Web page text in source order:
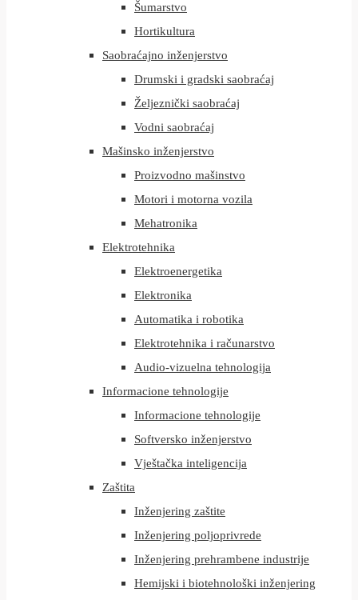
Šumarstvo
Hortikultura
Saobraćajno inženjerstvo
Drumski i gradski saobraćaj
Željeznički saobraćaj
Vodni saobraćaj
Mašinsko inženjerstvo
Proizvodno mašinstvo
Motori i motorna vozila
Mehatronika
Elektrotehnika
Elektroenergetika
Elektronika
Automatika i robotika
Elektrotehnika i računarstvo
Audio-vizuelna tehnologija
Informacione tehnologije
Informacione tehnologije
Softversko inženjerstvo
Vještačka inteligencija
Zaštita
Inženjering zaštite
Inženjering poljoprivrede
Inženjering prehrambene industrije
Hemijski i biotehnološki inženjering